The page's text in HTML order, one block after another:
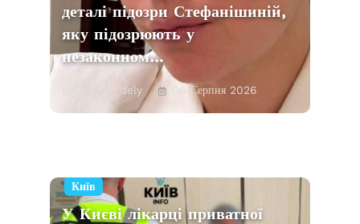
деталі підозри Стефанішиній,
яку підозрюють у
незаконном…
By admin_dely 06 Серпня 2026
Київ
У Києві лікарці приватної